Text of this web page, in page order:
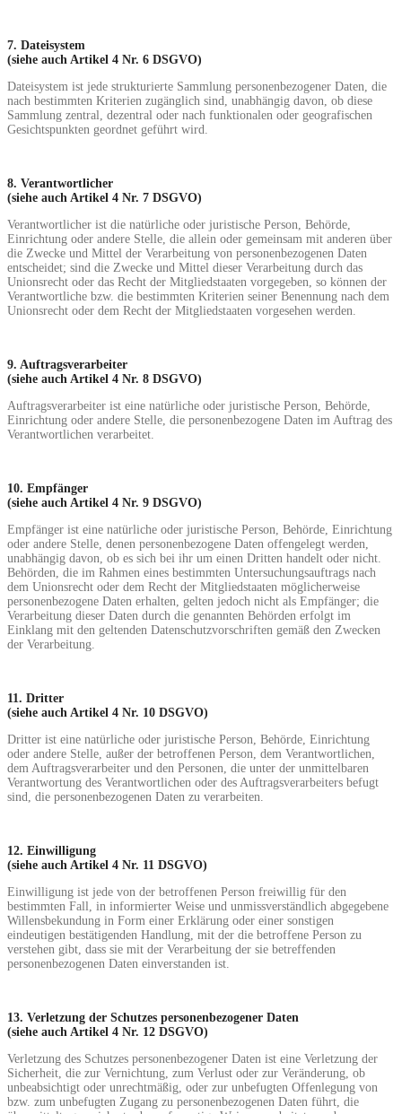
7. Dateisystem
(siehe auch Artikel 4 Nr. 6 DSGVO)
Dateisystem ist jede strukturierte Sammlung personenbezogener Daten, die
nach bestimmten Kriterien zugänglich sind, unabhängig davon, ob diese
Sammlung zentral, dezentral oder nach funktionalen oder geografischen
Gesichtspunkten geordnet geführt wird.
8. Verantwortlicher
(siehe auch Artikel 4 Nr. 7 DSGVO)
Verantwortlicher ist die natürliche oder juristische Person, Behörde,
Einrichtung oder andere Stelle, die allein oder gemeinsam mit anderen über
die Zwecke und Mittel der Verarbeitung von personenbezogenen Daten
entscheidet; sind die Zwecke und Mittel dieser Verarbeitung durch das
Unionsrecht oder das Recht der Mitgliedstaaten vorgegeben, so können der
Verantwortliche bzw. die bestimmten Kriterien seiner Benennung nach dem
Unionsrecht oder dem Recht der Mitgliedstaaten vorgesehen werden.
9. Auftragsverarbeiter
(siehe auch Artikel 4 Nr. 8 DSGVO)
Auftragsverarbeiter ist eine natürliche oder juristische Person, Behörde,
Einrichtung oder andere Stelle, die personenbezogene Daten im Auftrag des
Verantwortlichen verarbeitet.
10. Empfänger
(siehe auch Artikel 4 Nr. 9 DSGVO)
Empfänger ist eine natürliche oder juristische Person, Behörde, Einrichtung
oder andere Stelle, denen personenbezogene Daten offengelegt werden,
unabhängig davon, ob es sich bei ihr um einen Dritten handelt oder nicht.
Behörden, die im Rahmen eines bestimmten Untersuchungsauftrags nach
dem Unionsrecht oder dem Recht der Mitgliedstaaten möglicherweise
personenbezogene Daten erhalten, gelten jedoch nicht als Empfänger; die
Verarbeitung dieser Daten durch die genannten Behörden erfolgt im
Einklang mit den geltenden Datenschutzvorschriften gemäß den Zwecken
der Verarbeitung.
11. Dritter
(siehe auch Artikel 4 Nr. 10 DSGVO)
Dritter ist eine natürliche oder juristische Person, Behörde, Einrichtung
oder andere Stelle, außer der betroffenen Person, dem Verantwortlichen,
dem Auftragsverarbeiter und den Personen, die unter der unmittelbaren
Verantwortung des Verantwortlichen oder des Auftragsverarbeiters befugt
sind, die personenbezogenen Daten zu verarbeiten.
12. Einwilligung
(siehe auch Artikel 4 Nr. 11 DSGVO)
Einwilligung ist jede von der betroffenen Person freiwillig für den
bestimmten Fall, in informierter Weise und unmissverständlich abgegebene
Willensbekundung in Form einer Erklärung oder einer sonstigen
eindeutigen bestätigenden Handlung, mit der die betroffene Person zu
verstehen gibt, dass sie mit der Verarbeitung der sie betreffenden
personenbezogenen Daten einverstanden ist.
13. Verletzung der Schutzes personenbezogener Daten
(siehe auch Artikel 4 Nr. 12 DSGVO)
Verletzung des Schutzes personenbezogener Daten ist eine Verletzung der
Sicherheit, die zur Vernichtung, zum Verlust oder zur Veränderung, ob
unbeabsichtigt oder unrechtmäßig, oder zur unbefugten Offenlegung von
bzw. zum unbefugten Zugang zu personenbezogenen Daten führt, die